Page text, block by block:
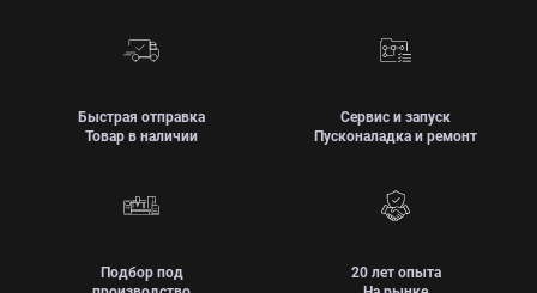
Быстрая отправка
Товар в наличии
Сервис и запуск
Пусконаладка и ремонт
Подбор под
20 лет опыта